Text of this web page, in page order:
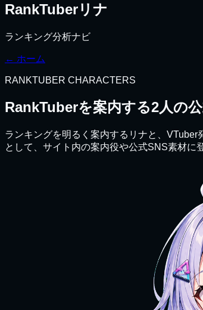
RankTuberリナ
ランキング分析ナビ
← ホーム
RANKTUBER CHARACTERS
RankTuberを案内する2人の
ランキングを明るく案内するリナと、
として、サイト内の案内役や公式SNS素材に